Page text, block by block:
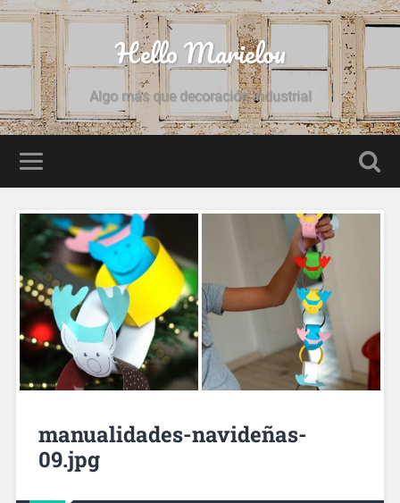
Hello Marielou
Algo más que decoración industrial
manualidades-navideñas-
09.jpg